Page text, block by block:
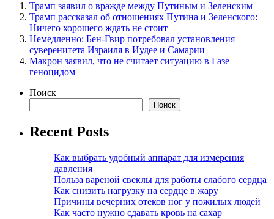
Трамп заявил о вражде между Путиным и Зеленским
Трамп рассказал об отношениях Путина и Зеленского:
Ничего хорошего ждать не стоит
Немедленно: Бен-Гвир потребовал установления
суверенитета Израиля в Иудее и Самарии
Макрон заявил, что не считает ситуацию в Газе
геноцидом
Поиск
Поиск
Recent Posts
Как выбрать удобный аппарат для измерения
давления
Польза вареной свеклы для работы слабого сердца
Как снизить нагрузку на сердце в жару
Причины вечерних отеков ног у пожилых людей
Как часто нужно сдавать кровь на сахар